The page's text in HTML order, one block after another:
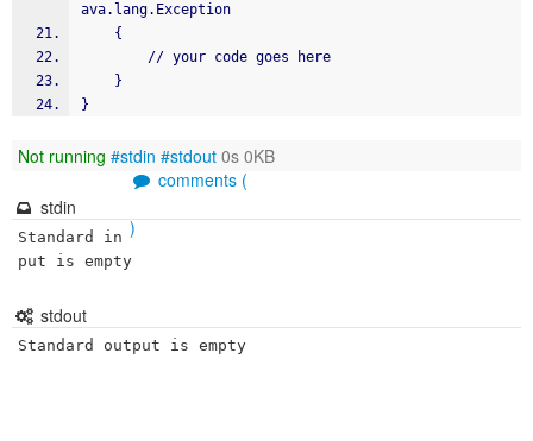
ava.lang.Exception
    {
        // your code goes here
    }
}
Not running #stdin #stdout 0s 0KB
comments (
)
stdin
Standard in
put is empty
stdout
Standard output is empty